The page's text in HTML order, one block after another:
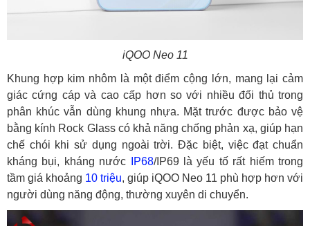
iQOO Neo 11
Khung hợp kim nhôm là một điểm cộng lớn, mang lại cảm
giác cứng cáp và cao cấp hơn so với nhiều đối thủ trong
phân khúc vẫn dùng khung nhựa. Mặt trước được bảo vệ
bằng kính Rock Glass có khả năng chống phản xạ, giúp hạn
chế chói khi sử dụng ngoài trời. Đặc biệt, việc đạt chuẩn
kháng bụi, kháng nước
IP68/IP69 là yếu tố rất hiếm trong
tầm giá khoảng 10 triệu, giúp iQOO Neo 11 phù hợp hơn với
người dùng năng động, thường xuyên di chuyển.